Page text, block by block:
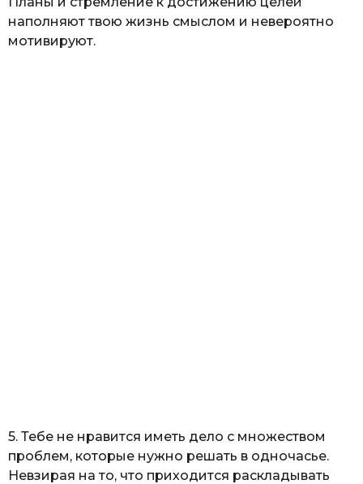
наполняют твою жизнь смыслом и невероятно
мотивируют.
5. Тебе не нравится иметь дело с множеством
проблем, которые нужно решать в одночасье.
Невзирая на то, что приходится раскладывать